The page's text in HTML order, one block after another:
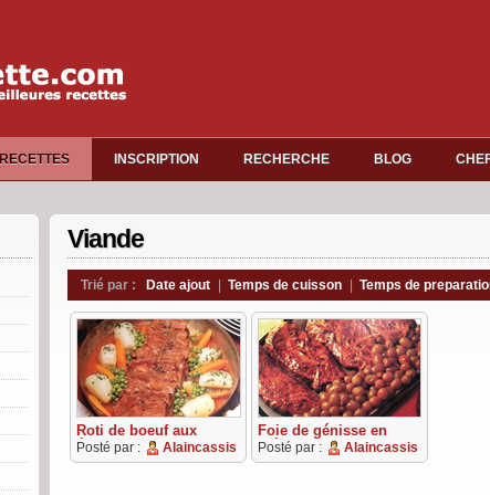
RECETTES INSCRIPTION RECHERCHE BLOG
Viande
Trié par : Date ajout Temps de cuisson Temps de
Roti de boeuf aux
épices
Posté par : Alaincassis
Foie de génisse en
crépine
Posté par : Alaincassis